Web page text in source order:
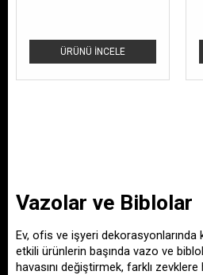
ÜRÜNÜ İNCELE
Vazolar ve Biblolar
Ev, ofis ve işyeri
etkili ürünlerin başında vazo ve
havasını değiştirmek, farklı